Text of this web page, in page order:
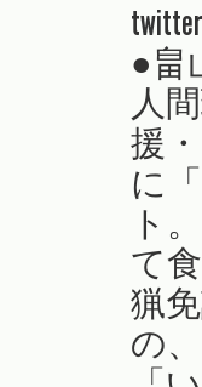
●畠
人
援
に
ト
て
猟
の